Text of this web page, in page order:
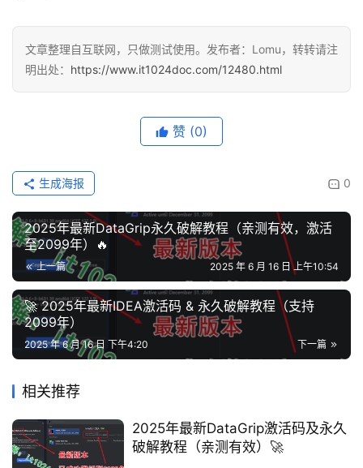
文章整理自互联网，只做测试使用。发布者：Lomu，转转请注
明出处： https://www.it1024doc.com/12480.html
赞 (0)
0
生成海报
2025年最新DataGrip永久破解教程（亲测有效，激活
至2099年）🔥
上一篇 2025 年 6 月 16 日 上午10:54
🚀 2025年最新IDEA激活码 & 永久破解教程（支持
2099年）
下一篇
2025 年 6 月 16 日 下午4:20
相关推荐
2025年最新DataGrip激活码及永久
破解教程（亲测有效）🚀